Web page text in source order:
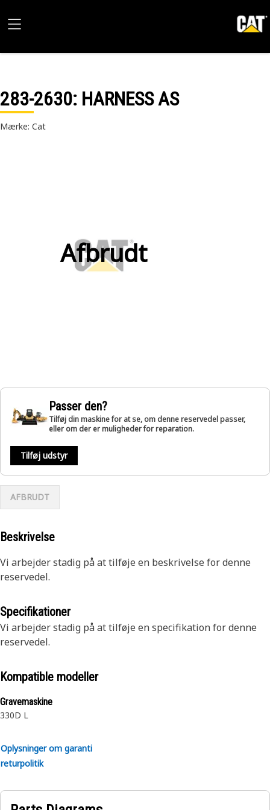
283-2630: HARNESS AS
Mærke: Cat
Afbrudt
Passer den?
Tilføj din maskine for at se, om denne reservedel passer,
eller om der er muligheder for reparation.
Tilføj udstyr
AFBRUDT
Beskrivelse
Vi arbejder stadig på at tilføje en beskrivelse for denne
reservedel.
Specifikationer
Vi arbejder stadig på at tilføje en specifikation for denne
reservedel.
Kompatible modeller
Gravemaskine
330D L
Oplysninger om garanti
returpolitik